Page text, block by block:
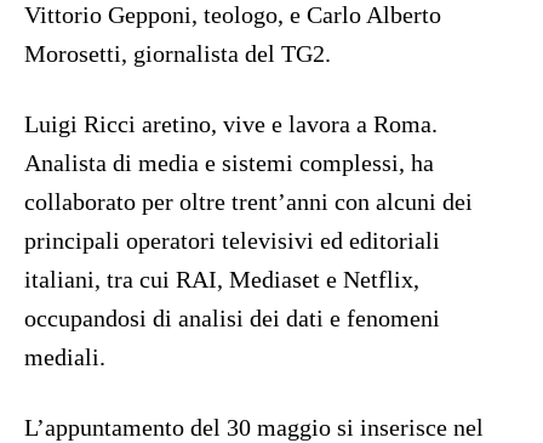
Vittorio Gepponi, teologo, e Carlo Alberto
Morosetti, giornalista del TG2.
Luigi Ricci aretino, vive e lavora a Roma.
Analista di media e sistemi complessi, ha
collaborato per oltre trent’anni con alcuni dei
principali operatori televisivi ed editoriali
italiani, tra cui RAI, Mediaset e Netflix,
occupandosi di analisi dei dati e fenomeni
mediali.
L’appuntamento del 30 maggio si inserisce nel